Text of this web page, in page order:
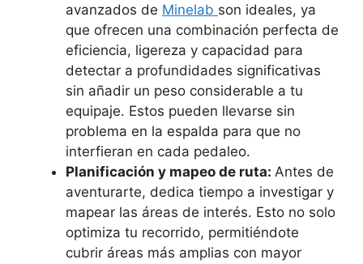
avanzados de Minelab son ideales, ya
que ofrecen una combinación perfecta de
eficiencia, ligereza y capacidad para
detectar a profundidades significativas
sin añadir un peso considerable a tu
equipaje. Estos pueden llevarse sin
problema en la espalda para que no
interfieran en cada pedaleo.
Planificación y mapeo de ruta: Antes de
aventurarte, dedica tiempo a investigar y
mapear las áreas de interés. Esto no solo
optimiza tu recorrido, permitiéndote
cubrir áreas más amplias con mayor